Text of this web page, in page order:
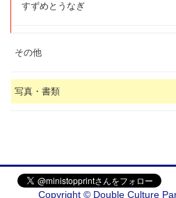
すずめとうなぎ
その他
写真・書類
Copyright © Double Culture